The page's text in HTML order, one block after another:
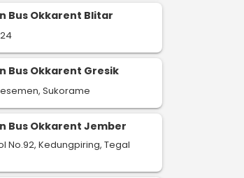
Bus Okkarent Blitar
Bus Okkarent Gresik
Sukorame
Bus Okkarent Jember
No.92, Kedungpiring, Tegal